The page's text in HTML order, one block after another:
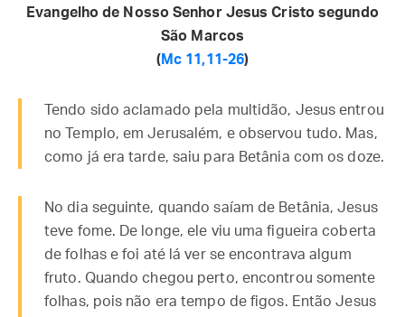
Evangelho de Nosso Senhor Jesus Cristo segundo
São Marcos
( Mc 11,11-26)
Tendo sido aclamado pela multidão, Jesus entrou
no Templo, em Jerusalém, e observou tudo. Mas,
como já era tarde, saiu para Betânia com os doze.
No dia seguinte, quando saíam de Betânia, Jesus
teve fome. De longe, ele viu uma figueira coberta
de folhas e foi até lá ver se encontrava algum
fruto. Quando chegou perto, encontrou somente
folhas, pois não era tempo de figos. Então Jesus